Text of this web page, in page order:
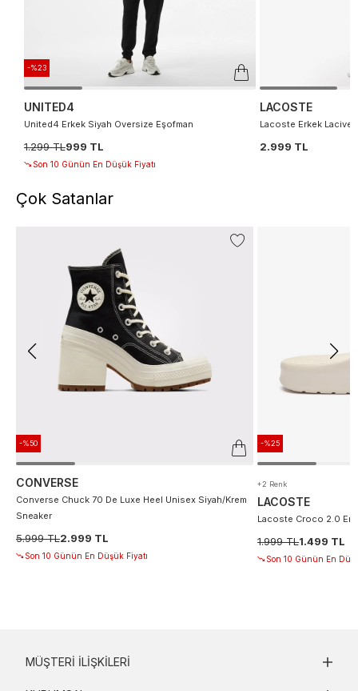
-%23
UNITED4
United4 Erkek Siyah Oversize Eşofman
1.299 TL999 TL
Son 10 Günün En Düşük Fiyatı
LACOSTE
Lacoste Erkek
2.999 TL
Çok Satanlar
-%50
CONVERSE
Converse Chuck 70 De Luxe Heel Unisex Siyah/Krem
Sneaker
5.999 TL2.999 TL
Son 10 Günün En Düşük Fiyatı
-%25
+2 Renk
LACOSTE
Lacoste Croco 2.0
1.999 TL1.499 TL
Son 10 Günün En
MÜŞTERI İLIŞKILERI